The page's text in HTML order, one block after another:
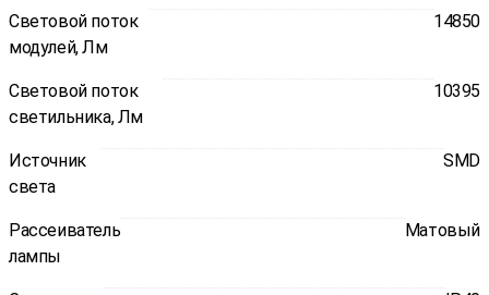
Световой поток
модулей, Лм
14850
Световой поток
светильника, Лм
10395
Источник
света
SMD
Рассеиватель
лампы
Матовый